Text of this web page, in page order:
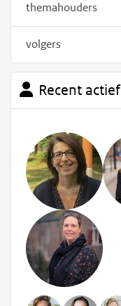
themahouders
volgers
Recent actief